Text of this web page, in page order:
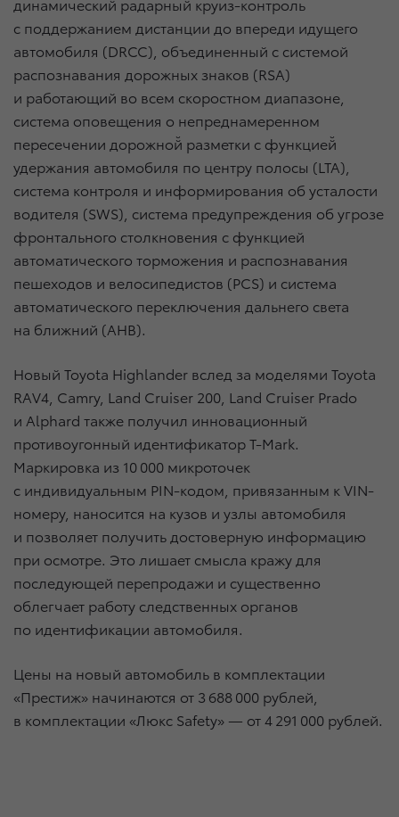
с поддержанием дистанции до впереди идущего
автомобиля (DRCC), объединенный с системой
распознавания дорожных знаков (RSA)
и работающий во всем скоростном диапазоне,
cистема оповещения о непреднамеренном
пересечении дорожной̆ разметки с функцией̆
удержания автомобиля по центру полосы (LTA),
система контроля и информирования об усталости
водителя (SWS), система предупреждения об угрозе
фронтального столкновения с функцией
автоматического торможения и распознавания
пешеходов и велосипедистов (PCS) и система
автоматического переключения дальнего света
на ближний (AHB).
Новый Toyota Highlander вслед за моделями Toyota
RAV4, Camry, Land Cruiser 200, Land Cruiser Prado
и Alphard также получил инновационный
противоугонный идентификатор T-Mark.
Маркировка из 10 000 микроточек
с индивидуальным PIN-кодом, привязанным к VIN-
номеру, наносится на кузов и узлы автомобиля
и позволяет получить достоверную информацию
при осмотре. Это лишает смысла кражу для
последующей перепродажи и существенно
облегчает работу следственных органов
по идентификации автомобиля.
Цены на новый автомобиль в комплектации
«Престиж» начинаются от 3 688 000 рублей,
в комплектации «Люкс Safety» — от 4 291 000 рублей.